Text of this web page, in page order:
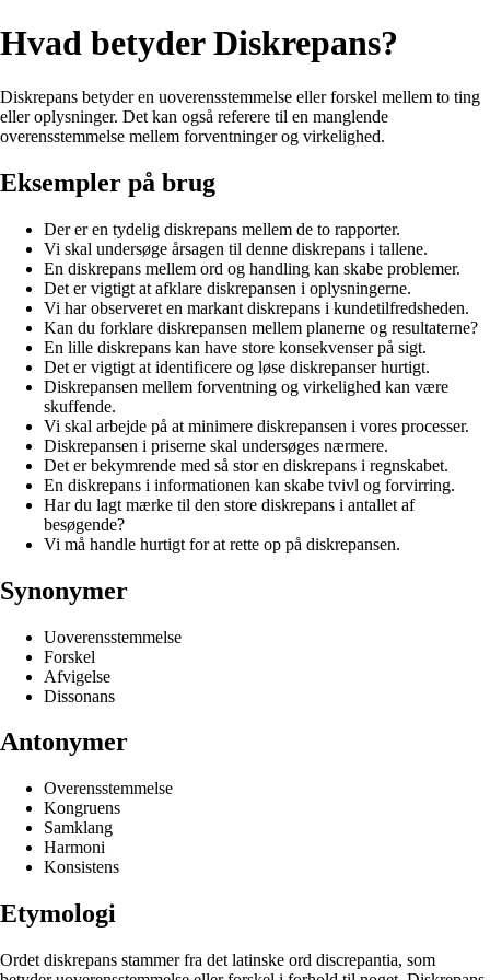
Hvad betyder Diskrepans?
Diskrepans betyder en uoverensstemmelse eller forskel mellem to ting
eller oplysninger. Det kan også referere til en manglende
overensstemmelse mellem forventninger og virkelighed.
Eksempler på brug
Der er en tydelig diskrepans mellem de to rapporter.
Vi skal undersøge årsagen til denne diskrepans i tallene.
En diskrepans mellem ord og handling kan skabe problemer.
Det er vigtigt at afklare diskrepansen i oplysningerne.
Vi har observeret en markant diskrepans i kundetilfredsheden.
Kan du forklare diskrepansen mellem planerne og resultaterne?
En lille diskrepans kan have store konsekvenser på sigt.
Det er vigtigt at identificere og løse diskrepanser hurtigt.
Diskrepansen mellem forventning og virkelighed kan være
skuffende.
Vi skal arbejde på at minimere diskrepansen i vores processer.
Diskrepansen i priserne skal undersøges nærmere.
Det er bekymrende med så stor en diskrepans i regnskabet.
En diskrepans i informationen kan skabe tvivl og forvirring.
Har du lagt mærke til den store diskrepans i antallet af
besøgende?
Vi må handle hurtigt for at rette op på diskrepansen.
Synonymer
Uoverensstemmelse
Forskel
Afvigelse
Dissonans
Antonymer
Overensstemmelse
Kongruens
Samklang
Harmoni
Konsistens
Etymologi
Ordet diskrepans stammer fra det latinske ord discrepantia, som